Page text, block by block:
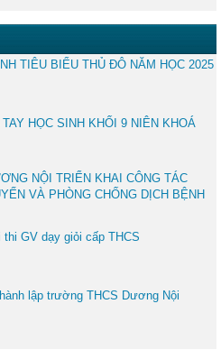
TIÊU BIỂU THỦ ĐÔ NĂM HỌC 2025
HỌC SINH KHỐI 9 NIÊN KHOÁ
NỘI TRIỂN KHAI CÔNG TÁC
VÀ PHÒNG CHỐNG DỊCH BỆNH
thi GV dạy giỏi cấp THCS
lập trường THCS Dương Nội